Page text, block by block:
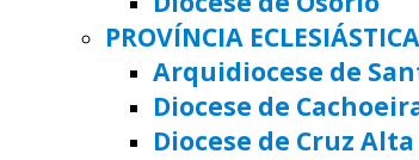
PROVÍNCIA
Arquidiocese de
Diocese de
Diocese de Cruz Alta